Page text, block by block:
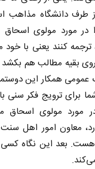
طرف دانشگاه مذاهب
در مورد مولوی اسحاق
کنند یعنی با
بقیه مطالب هم
همکار این
برای ترویج فکر
مورد مولوی
معاون امور اهل
بعد این نگاه